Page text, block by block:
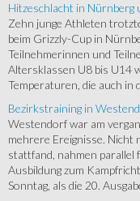
Hitzeschlacht in Nürnberg
Zehn junge Athleten
beim Grizzly-Cup in
Teilnehmerinnen und
Altersklassen U8 bis U14
Temperaturen, die auch in
Bezirkstraining in
Westendorf war am
mehrere Ereignisse. Nicht
stattfand, nahmen parallel
Ausbildung zum
Sonntag, als die 20.